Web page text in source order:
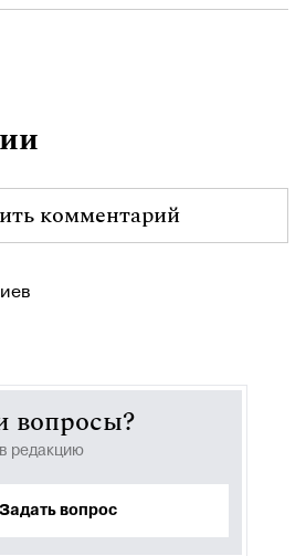
комментарий
вопросы?
редакцию
Задать вопрос